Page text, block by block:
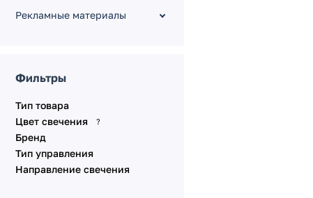
Рекламные материалы
Фильтры
Тип товара
Цвет свечения
?
Бренд
Тип управления
Направление свечения